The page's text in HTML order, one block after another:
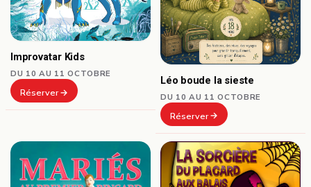
Improvatar Kids
DU 10 AU 11 OCTOBRE
Réserver
Léo boude la sieste
DU 10 AU 11 OCTOBRE
Réserver